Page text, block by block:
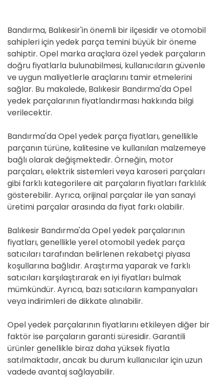
Bandırma, Balıkesir'in önemli bir ilçesidir ve otomobil
sahipleri için yedek parça temini büyük bir öneme
sahiptir. Opel marka araçlara özel yedek parçaların
doğru fiyatlarla bulunabilmesi, kullanıcıların güvenle
ve uygun maliyetlerle araçlarını tamir etmelerini
sağlar. Bu makalede, Balıkesir Bandırma'da Opel
yedek parçalarının fiyatlandırması hakkında bilgi
verilecektir.
Bandırma'da Opel yedek parça fiyatları, genellikle
parçanın türüne, kalitesine ve kullanılan malzemeye
bağlı olarak değişmektedir. Örneğin, motor
parçaları, elektrik sistemleri veya karoseri parçaları
gibi farklı kategorilere ait parçaların fiyatları farklılık
gösterebilir. Ayrıca, orijinal parçalar ile yan sanayi
üretimi parçalar arasında da fiyat farkı olabilir.
Balıkesir Bandırma'da Opel yedek parçalarının
fiyatları, genellikle yerel otomobil yedek parça
satıcıları tarafından belirlenen rekabetçi piyasa
koşullarına bağlıdır. Araştırma yaparak ve farklı
satıcıları karşılaştırarak en iyi fiyatları bulmak
mümkündür. Ayrıca, bazı satıcıların kampanyaları
veya indirimleri de dikkate alınabilir.
Opel yedek parçalarının fiyatlarını etkileyen diğer bir
faktör ise parçaların garanti süresidir. Garantili
ürünler genellikle biraz daha yüksek fiyatla
satılmaktadır, ancak bu durum kullanıcılar için uzun
vadede avantaj sağlayabilir.